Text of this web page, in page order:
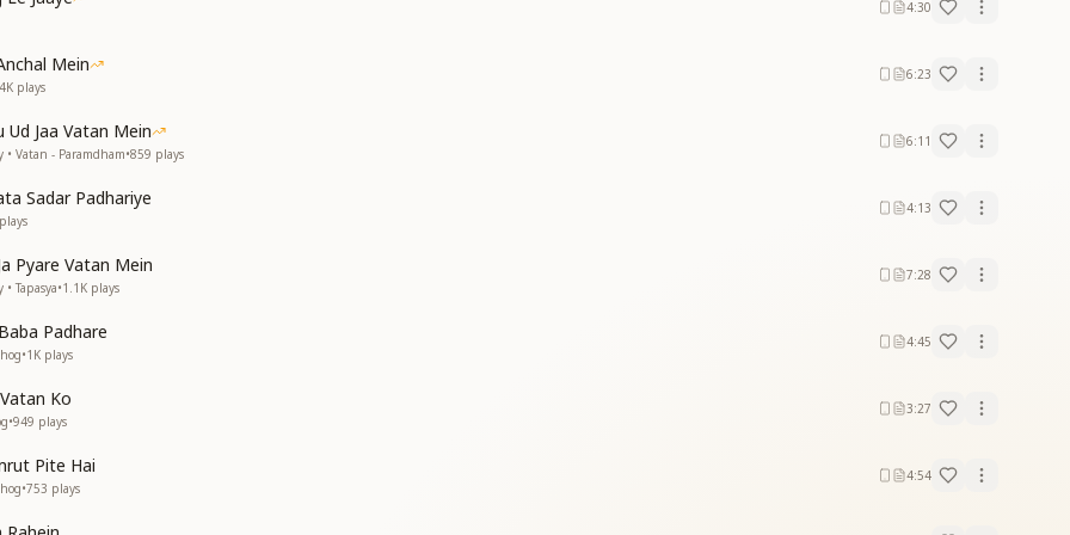
पुरानी अाई
नजारा पाया
बड़ा मन भाया
अब पराया
लगे अब पराया
4:30
Mein
plays
6:23
Ud Jaa Vatan Mein
Vatan - Paramdham•859 plays
6:11
Sadar Padhariye
plays
4:13
Pyare Vatan Mein
Tapasya•1.1K plays
7:28
Padhare
•1K plays
4:45
Ko
•949 plays
3:27
Pite Hai
•753 plays
4:54